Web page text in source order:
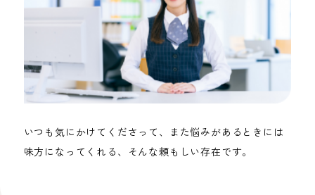
いつも気にかけてくださって、また悩みがあるときには
味方になってくれる、そんな頼もしい存在です。